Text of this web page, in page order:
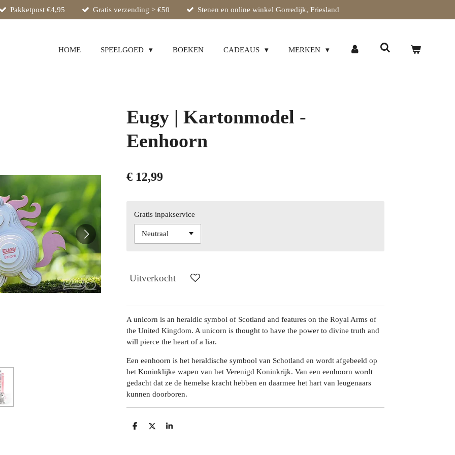
Pakketpost €4,95 Gratis verzending > €50 Stenen en online winkel Gorredijk, Friesland
HOME SPEELGOED BOEKEN CADEAUS MERKEN
Eugy | Kartonmodel -
Eenhoorn
€ 12,99
Gratis inpakservice
Uitverkocht
A unicorn is an heraldic symbol of Scotland and features on the Royal Arms of
the United Kingdom. A unicorn is thought to have the power to divine truth and
will pierce the heart of a liar.
Een eenhoorn is het heraldische symbool van Schotland en wordt afgebeeld op
het Koninklijke wapen van het Verenigd Koninkrijk. Van een eenhoorn wordt
gedacht dat ze de hemelse kracht hebben en daarmee het hart van leugenaars
kunnen doorboren.
D
D
S